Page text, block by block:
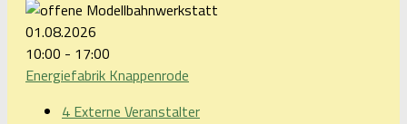
01.08.2026
10:00 - 17:00
Energiefabrik Knappenrode
4 Externe Veranstalter